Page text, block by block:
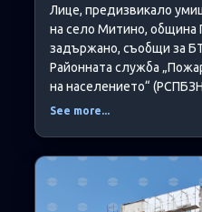
Лице, предизвикало
на село Митино, община
задържано, съобщи за
Районната служба
на населението“
See more...